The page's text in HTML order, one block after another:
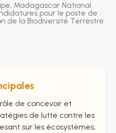
Madagascar National
pour le poste de :
de la Biodiversité Terrestre
de concevoir et
de lutte contre les
sur les écosystèmes,